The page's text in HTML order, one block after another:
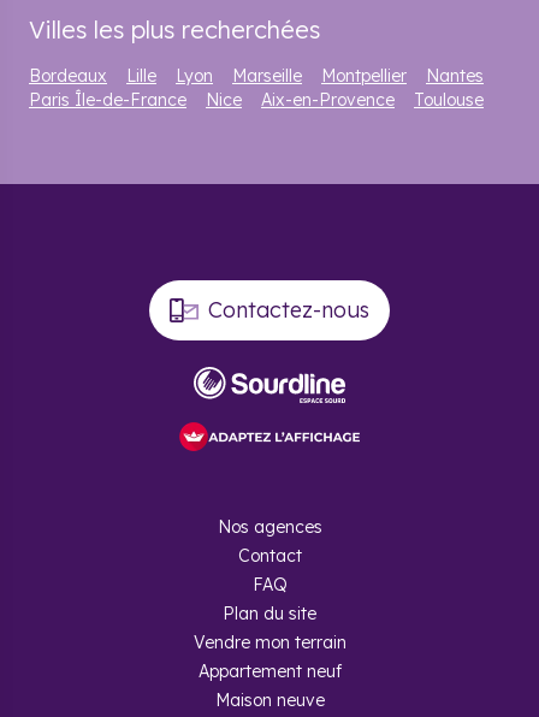
Villes les plus recherchées
Bordeaux Lille Lyon Marseille Montpellier
Nantes
Paris Île-de-France
Nice Aix-en-Provence Toulouse
Contactez-nous
Nos agences
Contact
FAQ
Plan du site
Vendre mon terrain
Appartement neuf
Maison neuve